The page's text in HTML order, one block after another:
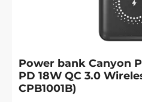
Power bank Canyon
PD 18W QC 3.0
CPB1001B)